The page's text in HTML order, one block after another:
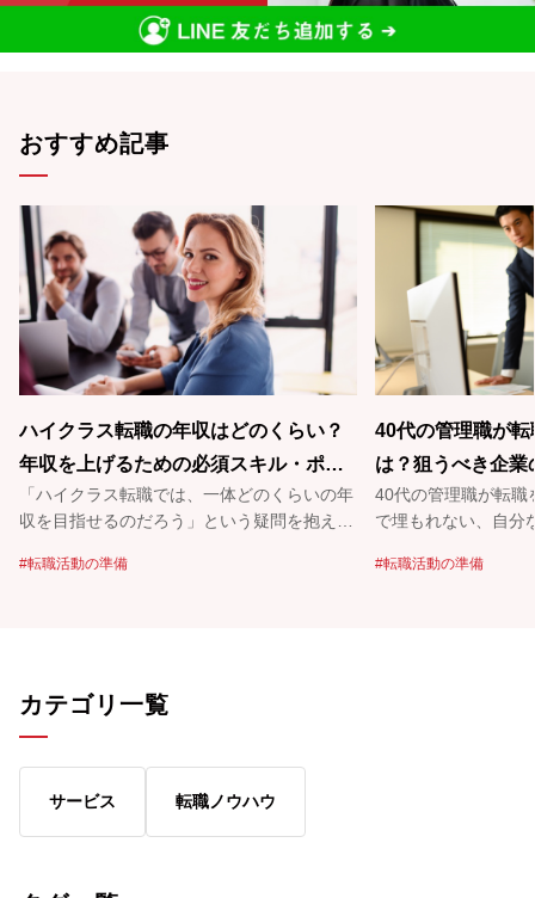
おすすめ記事
ハイクラス転職の年収はどのくらい？
年収を上げるための必須スキル・ポイ
ントも解説！
「ハイクラス転職では、一体どのくらいの年
収を目指せるのだろう」という疑問を抱えて
ス」という言葉からなんとなく年収の高さは
す。年収を上げるために必要なスキルや、内
転職活動の準備
40代の管理職が
は？狙うべき企
ルを解説！
40代の管理職が転職
で埋もれない、自分
するハイクラス求人
転職活動の準備
カテゴリ一覧
サービス 転職ノウハウ